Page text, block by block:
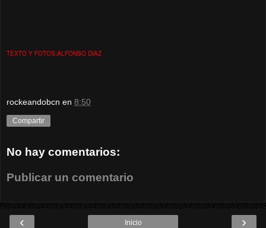
TEXTO Y FOTOS:ALFONSO DIAZ
rockeandobcn en 8:50
Compartir
No hay comentarios:
Publicar un comentario
‹ ›
Inicio